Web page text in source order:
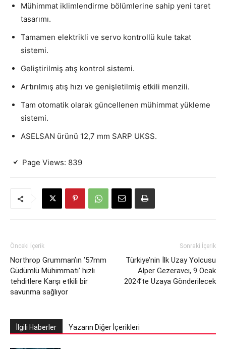
Mühimmat iklimlendirme bölümlerine sahip yeni taret
tasarımı.
Tamamen elektrikli ve servo kontrollü kule takat
sistemi.
Geliştirilmiş atış kontrol sistemi.
Artırılmış atış hızı ve genişletilmiş etkili menzili.
Tam otomatik olarak güncellenen mühimmat yükleme
sistemi.
ASELSAN ürünü 12,7 mm SARP UKSS.
Page Views: 839
Önceki İçerik
Northrop Grumman’ın ’57mm
Güdümlü Mühimmatı’ hızlı
tehditlere Karşı etkili bir
savunma sağlıyor
Sonraki İçerik
Türkiye’nin İlk Uzay Yolcusu
Alper Gezeravcı, 9 Ocak
2024’te Uzaya Gönderilecek
İlgili Haberler Yazarın Diğer İçerikleri